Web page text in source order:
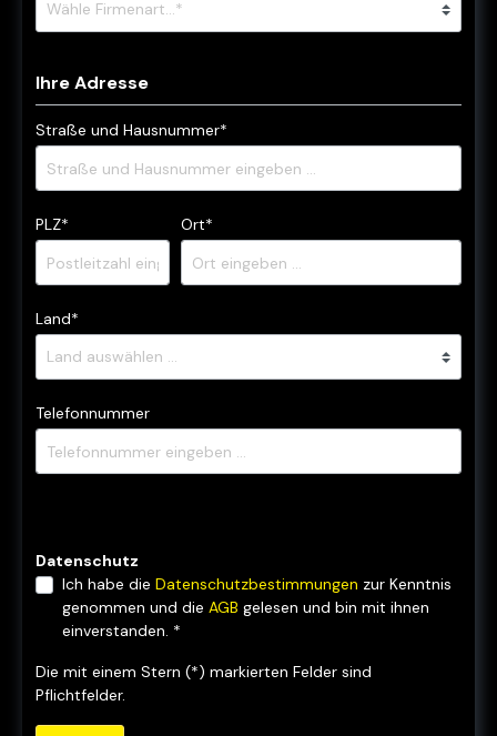
Ihre Adresse
Straße und Hausnummer*
PLZ* Ort*
Land*
Telefonnummer
Datenschutz
Ich habe dieDatenschutzbestimmungen zur Kenntnis
genommen und dieAGB gelesen und bin mit ihnen
einverstanden. *
Die mit einem Stern (*) markierten Felder sind
Pflichtfelder.